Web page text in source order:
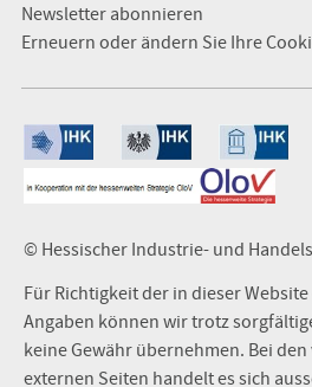
© Hessischer Industrie- und
Für Richtigkeit der in dieser
Angaben können wir trotz
keine Gewähr übernehmen. Bei
externen Seiten handelt es sich
Newsletter abonnieren
Erneuern oder ändern Sie Ihre